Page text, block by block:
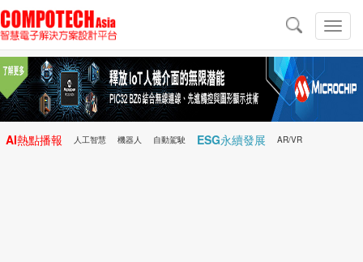
切
換
導
航
AI熱點播報 人工智慧 機器人 自動駕駛 ESG永續發展 AR/VR